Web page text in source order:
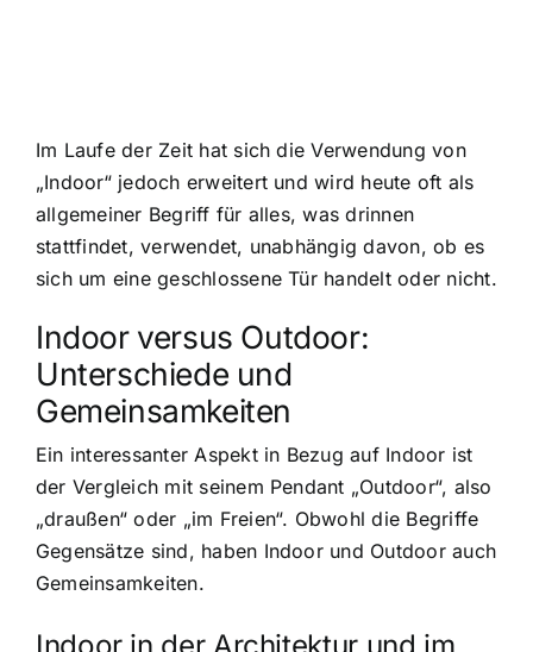
Im Laufe der Zeit hat sich die Verwendung von
„Indoor“ jedoch erweitert und wird heute oft als
allgemeiner Begriff für alles, was drinnen
stattfindet, verwendet, unabhängig davon, ob es
sich um eine geschlossene Tür handelt oder nicht.
Indoor versus Outdoor:
Unterschiede und
Gemeinsamkeiten
Ein interessanter Aspekt in Bezug auf Indoor ist
der Vergleich mit seinem Pendant „Outdoor“, also
„draußen“ oder „im Freien“. Obwohl die Begriffe
Gegensätze sind, haben Indoor und Outdoor auch
Gemeinsamkeiten.